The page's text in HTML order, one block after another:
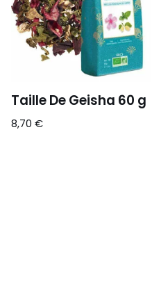
Taille De Geisha 60 g
8,70€